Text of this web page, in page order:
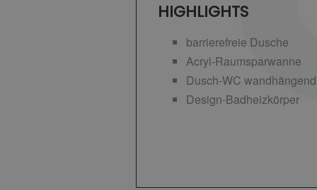
HIGHLIGHTS
barrierefreie Dusche
Acryl-Raumsparwanne
Dusch-WC wandhängend
Design-Badheizkörper